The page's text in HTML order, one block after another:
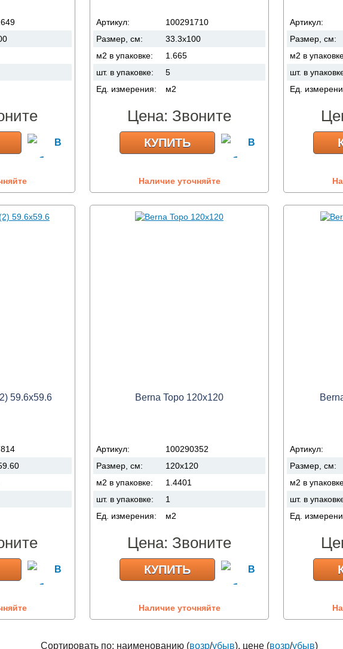
Артикул:
100291710
Размер, см:
33.3x100
м2 в упаковке:
1.665
шт. в упаковке:
5
Ед. измерения:
м2
Цена: Звоните
КУПИТЬ
Наличие уточняйте
Артикул:
Размер, см:
м2 в
шт. в
Ед.
59.6x59.6 Berna Topo 120x120
Артикул:
100290352
Размер, см:
120x120
м2 в упаковке:
1.4401
шт. в упаковке:
1
Ед. измерения:
м2
Цена: Звоните
КУПИТЬ
Наличие уточняйте
Артикул:
Размер, см:
м2 в
шт. в
Ед.
Сортировать по: наименованию (возр/убыв), цене (возр/убыв)